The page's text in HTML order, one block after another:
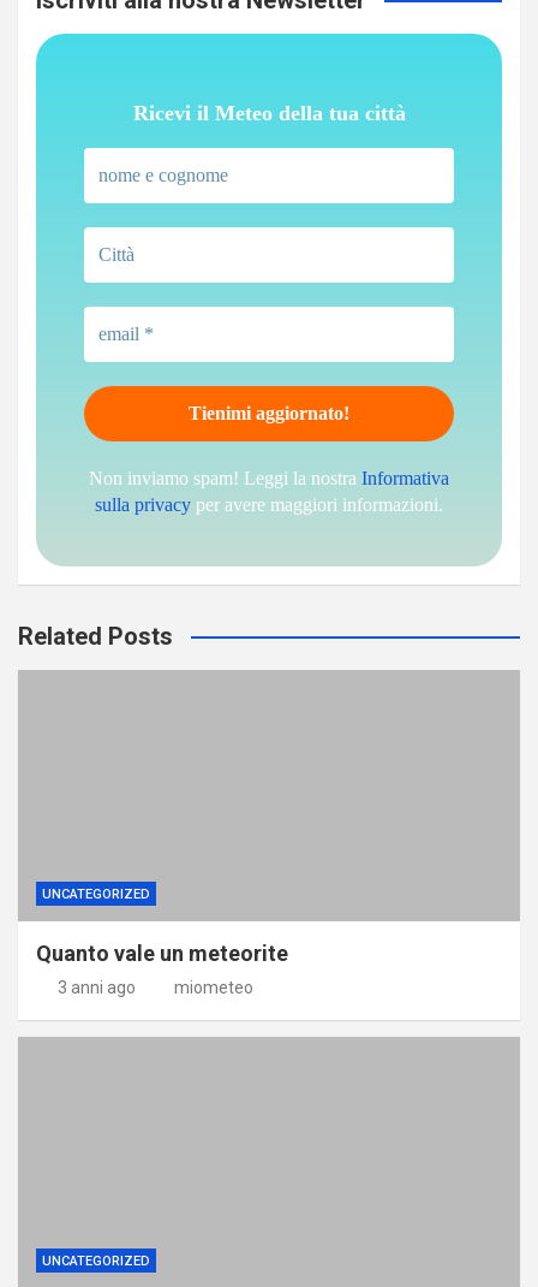
Ricevi il Meteo della tua città
Non inviamo spam! Leggi la nostra Informativa
sulla privacy per avere maggiori informazioni.
Related Posts
UNCATEGORIZED
Quanto vale un meteorite
3 anni ago miometeo
UNCATEGORIZED